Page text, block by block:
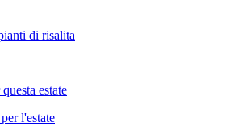
di risalita
estate
l'estate